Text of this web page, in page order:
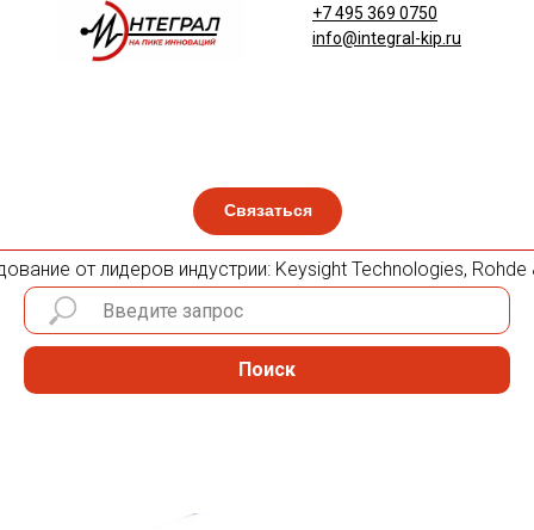
Связаться
+7 495 369 0750
info@integral-kip.ru
от лидеров индустрии: Keysight Technologies, Rohde
Поиск